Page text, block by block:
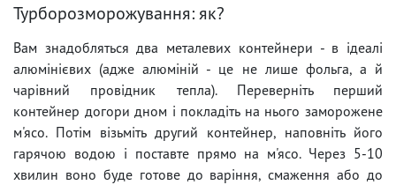
Турборозморожування: як?
Вам знадобляться два металевих контейнери - в ідеалі
алюмінієвих (адже алюміній - це не лише фольга, а й
чарівний провідник тепла). Переверніть перший
контейнер догори дном і покладіть на нього заморожене
м'ясо. Потім візьміть другий контейнер, наповніть його
гарячою водою і поставте прямо на м'ясо. Через 5-10
хвилин воно буде готове до варіння, смаження або до